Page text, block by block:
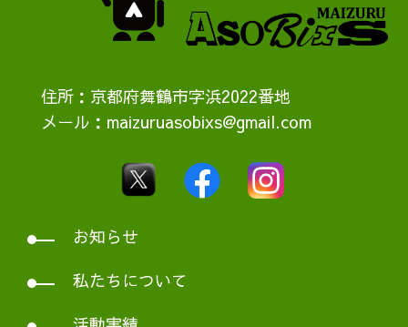
住所：京都府舞鶴市字浜2022番地
メール：maizuruasobixs@gmail.com
お知らせ
私たちについて